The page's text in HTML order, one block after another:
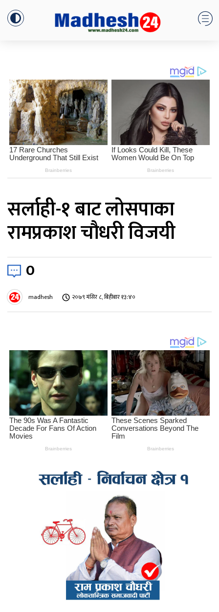
सर्लाही-१ बाट लोसपाका
रामप्रकाश चौधरी विजयी
0
madhesh २०७९ मंसिर ८, बिहीबार १३:४०